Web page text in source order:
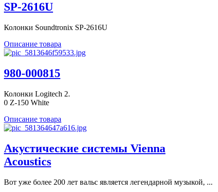
SP-2616U
Колонки Soundtronix SP-2616U
Описание товара
980-000815
Колонки Logitech 2.
0 Z-150 White
Описание товара
Акустические системы Vienna
Acoustics
Вот уже более 200 лет вальс является легендарной музыкой, ...